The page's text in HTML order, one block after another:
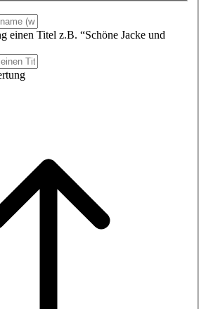
einen Titel z.B. “Schöne Jacke und